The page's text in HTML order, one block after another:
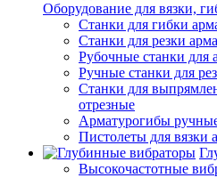
Оборудование для вязки,
Станки для гибки
Станки для резки
Рубочные станки для
Ручные станки для
Станки для
отрезные
Арматурогибы
Пистолеты для вязки
Высокочастотные